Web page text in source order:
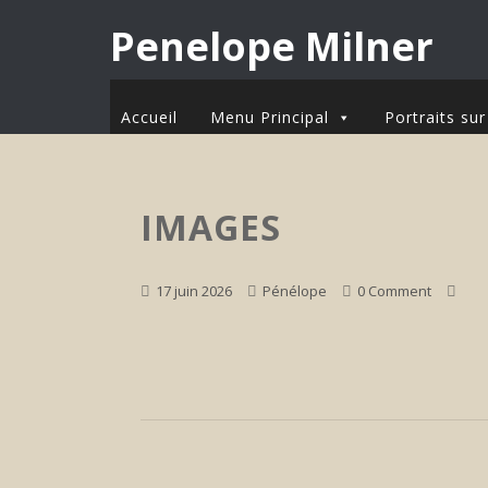
Penelope Milner
Accueil Menu Principal Portraits
IMAGES
17 juin 2026 Pénélope 0 Comment